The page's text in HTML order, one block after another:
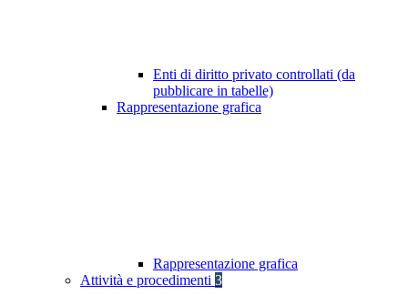
Enti di diritto privato controllati (da
pubblicare in tabelle)
Rappresentazione grafica
Rappresentazione grafica
Attività e procedimenti 3